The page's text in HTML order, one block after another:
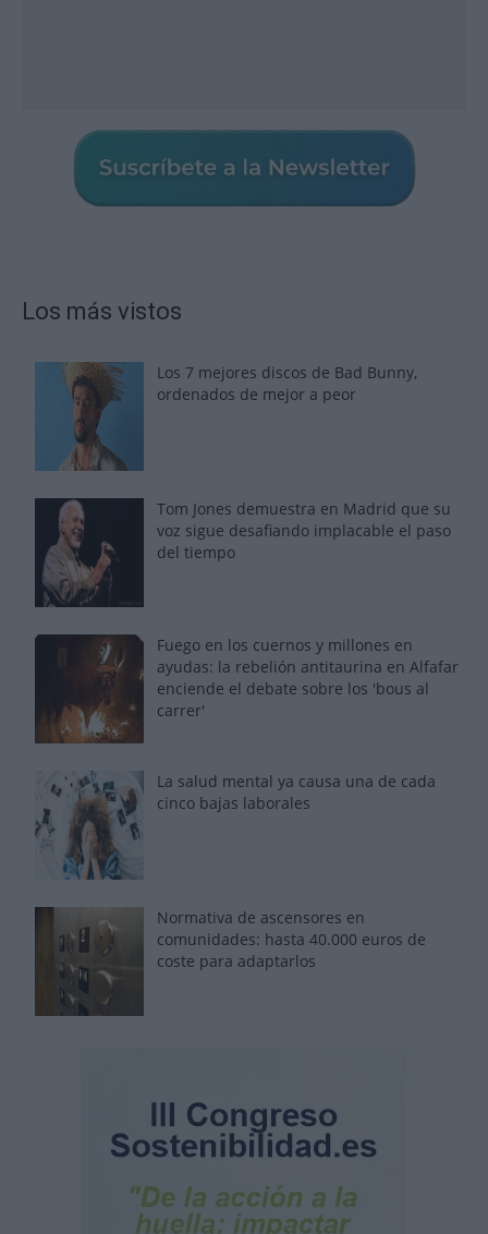
Los más vistos
Los 7 mejores discos de Bad Bunny,
ordenados de mejor a peor
Tom Jones demuestra en Madrid que su
voz sigue desafiando implacable el paso
del tiempo
Fuego en los cuernos y millones en
ayudas: la rebelión antitaurina en Alfafar
enciende el debate sobre los 'bous al
carrer'
La salud mental ya causa una de cada
cinco bajas laborales
Normativa de ascensores en
comunidades: hasta 40.000 euros de
coste para adaptarlos